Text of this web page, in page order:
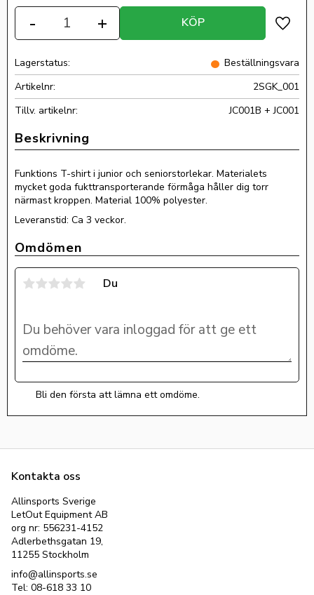
+
- KÖP
Lägg
Lagerstatus
Beställningsvara
Artikelnr
2SGK_001
Tillv. artikelnr
JC001B + JC001
Funktions T-shirt i junior och seniorstorlekar. Materialets
mycket goda fukttransporterande förmåga håller dig torr
närmast kroppen. Material 100% polyester.
Leveranstid: Ca 3 veckor.
Omdömen
Du
Bli den första att lämna ett omdöme.
Kontakta oss
Allinsports Sverige
LetOut Equipment AB
org nr: 556231-4152
Adlerbethsgatan 19,
11255 Stockholm
info@allinsports.se
Tel: 08-618 33 10